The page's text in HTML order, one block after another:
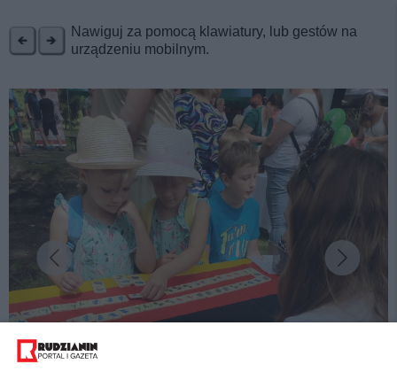
Nawiguj za pomocą klawiatury, lub gestów na
urządzeniu mobilnym.